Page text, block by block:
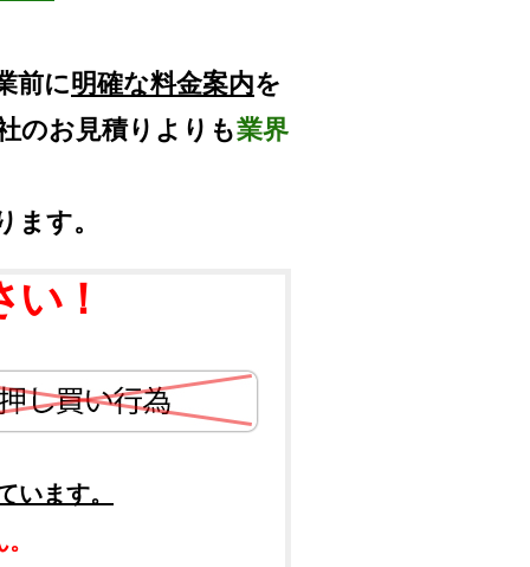
前に明確な料金案内を
のお見積りよりも業界
ます。
！
います。